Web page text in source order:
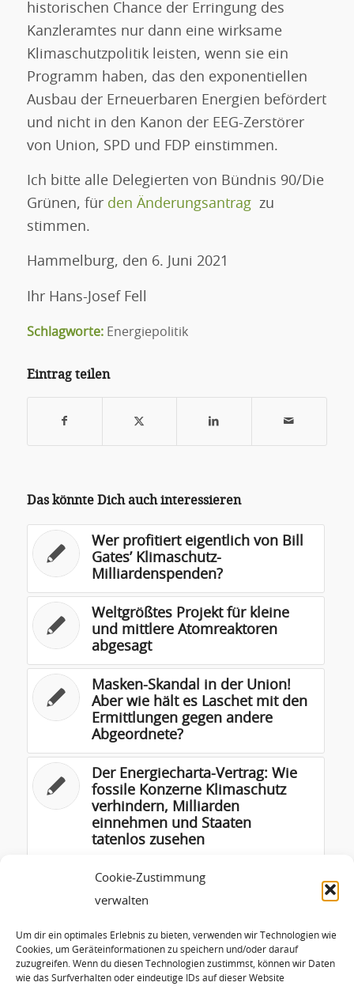
Cookie-Zustimmung
verwalten
Um dir ein optimales Erlebnis zu bieten, verwenden wir Technologien wie
Cookies, um Geräteinformationen zu speichern und/oder darauf
zuzugreifen. Wenn du diesen Technologien zustimmst, können wir Daten
wie das Surfverhalten oder eindeutige IDs auf dieser Website
historischen Chance der Erringung des
Kanzleramtes nur dann eine wirksame
Klimaschutzpolitik leisten, wenn sie ein
Programm haben, das den exponentiellen
Ausbau der Erneuerbaren Energien befördert
und nicht in den Kanon der EEG-Zerstörer
von Union, SPD und FDP einstimmen.
Ich bitte alle Delegierten von Bündnis 90/Die
Grünen, für den Änderungsantragzu
stimmen.
Hammelburg, den 6. Juni 2021
Ihr Hans-Josef Fell
Schlagworte: Energiepolitik
Eintrag teilen
Das könnte Dich auch interessieren
Wer profitiert eigentlich von Bill
Gates’ Klimaschutz-
Milliardenspenden?
Weltgrößtes Projekt für kleine
und mittlere Atomreaktoren
abgesagt
Masken-Skandal in der Union!
Aber wie hält es Laschet mit den
Ermittlungen gegen andere
Abgeordnete?
Der Energiecharta-Vertrag: Wie
fossile Konzerne Klimaschutz
verhindern, Milliarden
einnehmen und Staaten
tatenlos zusehen
Gute Übergangslösung für
Anschlusszertifizierung von PV-
EnWG
Dr. Volker Oschmann wird